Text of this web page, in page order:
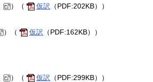
）（ 仮訳 （PDF:202KB））
）（ 仮訳 （PDF:162KB））
）（ 仮訳 （PDF:299KB））